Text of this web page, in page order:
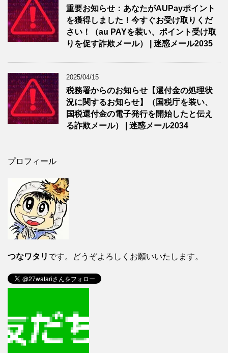
重要お知らせ：あなたがAUPayポイント
を獲得しました！今すぐお受け取りくだ
さい！（au PAYを装い、ポイント受け取
りを促す詐欺メール） | 迷惑メール2035
2025/04/15
税務署からのお知らせ【還付金の処理状
況に関するお知らせ】（国税庁を装い、
国税還付金の電子発行を開始したと伝え
る詐欺メール） | 迷惑メール2034
プロフィール
つなワタリ です。どうぞよろしくお願いいたします。